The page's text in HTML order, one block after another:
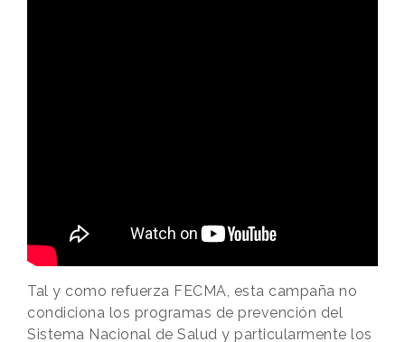
Tal y como refuerza FECMA, esta campaña no
condiciona los programas de prevención del
Sistema Nacional de Salud y particularmente los